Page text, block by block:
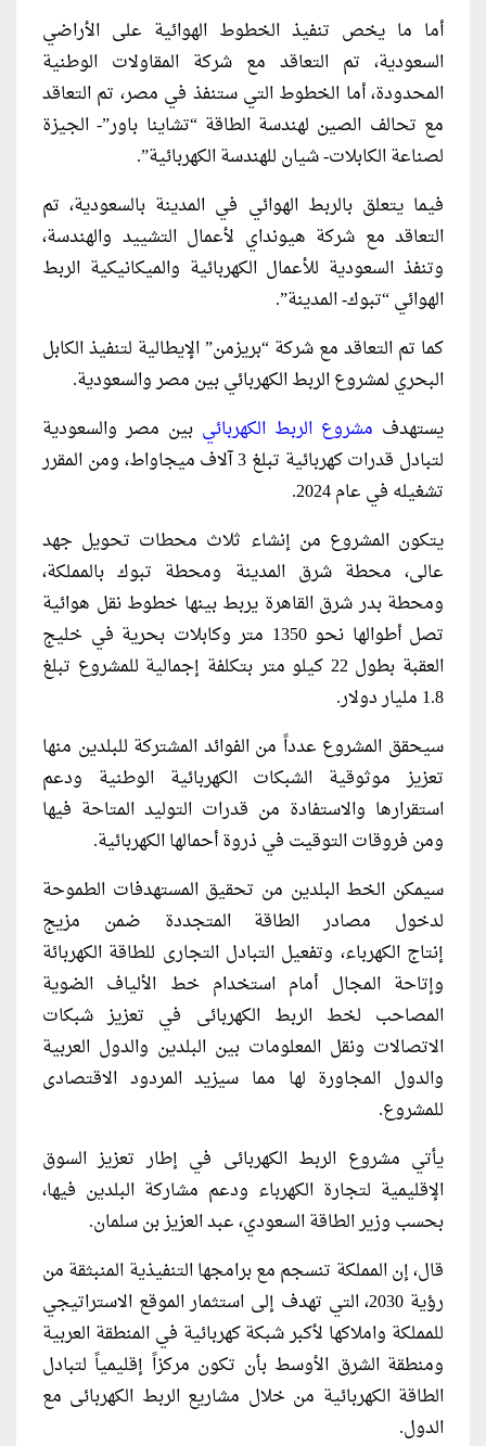
أما ما يخص تنفيذ الخطوط الهوائية على الأراضي
السعودية، تم التعاقد مع شركة المقاولات الوطنية
المحدودة، أما الخطوط التي ستنفذ في مصر، تم التعاقد
مع تحالف الصين لهندسة الطاقة “تشاينا باور”- الجيزة
لصناعة الكابلات- شيان للهندسة الكهربائية”.
فيما يتعلق بالربط الهوائي في المدينة بالسعودية، تم
التعاقد مع شركة هيونداي لأعمال التشييد والهندسة،
وتنفذ السعودية للأعمال الكهربائية والميكانيكية الربط
الهوائي “تبوك- المدينة”.
كما تم التعاقد مع شركة “بريزمن” الإيطالية لتنفيذ الكابل
البحري لمشروع الربط الكهربائي بين مصر والسعودية.
يستهدف مشروع الربط الكهربائي بين مصر والسعودية
لتبادل قدرات كهربائية تبلغ 3 آلاف ميجاواط، ومن المقرر
تشغيله في عام 2024.
يتكون المشروع من إنشاء ثلاث محطات تحويل جهد
عالى، محطة شرق المدينة ومحطة تبوك بالمملكة،
ومحطة بدر شرق القاهرة يربط بينها خطوط نقل هوائية
تصل أطوالها نحو 1350 متر وكابلات بحرية في خليج
العقبة بطول 22 كيلو متر بتكلفة إجمالية للمشروع تبلغ
1.8 مليار دولار.
سيحقق المشروع عدداً من الفوائد المشتركة للبلدين منها
تعزيز موثوقية الشبكات الكهربائية الوطنية ودعم
استقرارها والاستفادة من قدرات التوليد المتاحة فيها
ومن فروقات التوقيت في ذروة أحمالها الكهربائية.
سيمكن الخط البلدين من تحقيق المستهدفات الطموحة
لدخول مصادر الطاقة المتجددة ضمن مزيج
إنتاج الكهرباء، وتفعيل التبادل التجارى للطاقة الكهربائة
وإتاحة المجال أمام استخدام خط الألياف الضوية
المصاحب لخط الربط الكهربائى في تعزيز شبكات
الاتصالات ونقل المعلومات بين البلدين والدول العربية
والدول المجاورة لها مما سيزيد المردود الاقتصادى
للمشروع.
يأتي مشروع الربط الكهربائى في إطار تعزيز السوق
الإقليمية لتجارة الكهرباء ودعم مشاركة البلدين فيها،
بحسب وزير الطاقة السعودي، عبد العزيز بن سلمان.
قال، إن المملكة تنسجم مع برامجها التنفيذية المنبثقة من
رؤية 2030، التي تهدف إلى استثمار الموقع الاستراتيجي
للمملكة واملاكها لأكبر شبكة كهربائية في المنطقة العربية
ومنطقة الشرق الأوسط بأن تكون مركزاً إقليمياً لتبادل
الطاقة الكهربائية من خلال مشاريع الربط الكهربائى مع
الدول.